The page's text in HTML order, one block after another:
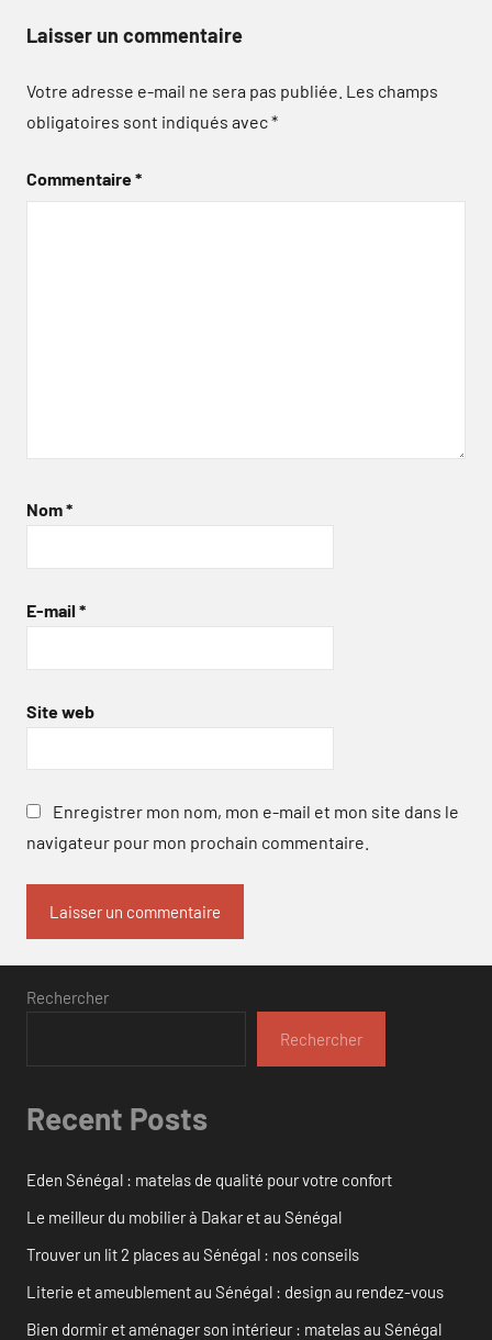
Laisser un commentaire
Votre adresse e-mail ne sera pas publiée. Les champs
obligatoires sont indiqués avec*
Commentaire*
Nom*
E-mail *
Site web
Enregistrer mon nom, mon e-mail et mon site dans le
navigateur pour mon prochain commentaire.
Rechercher
Rechercher
Recent Posts
Eden Sénégal : matelas de qualité pour votre confort
Le meilleur du mobilier à Dakar et au Sénégal
Trouver un lit 2 places au Sénégal : nos conseils
Literie et ameublement au Sénégal : design au rendez-vous
Bien dormir et aménager son intérieur : matelas au Sénégal